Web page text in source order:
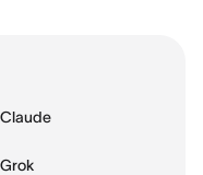
Claude
Grok